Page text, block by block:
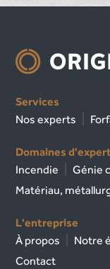
Services
Nos experts
Domaines
Incendie
Génie
Matériau,
L'entreprise
À propos
Notre
Contact